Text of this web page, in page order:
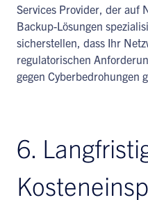
Services Provider, der auf
Backup-Lösungen
sicherstellen, dass Ihr
regulatorischen
gegen Cyberbedrohungen
6.